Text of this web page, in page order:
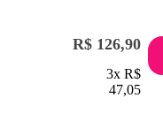
R$ 126,90
3x R$
47,05